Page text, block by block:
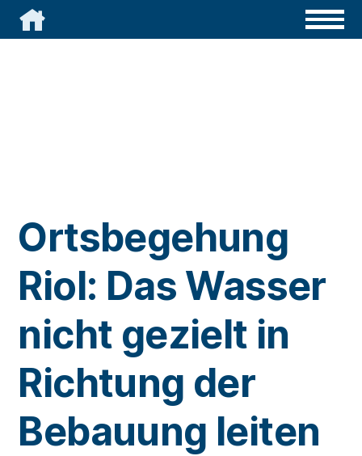

Ortsbegehung
Riol: Das Wasser
nicht gezielt in
Richtung der
Bebauung leiten